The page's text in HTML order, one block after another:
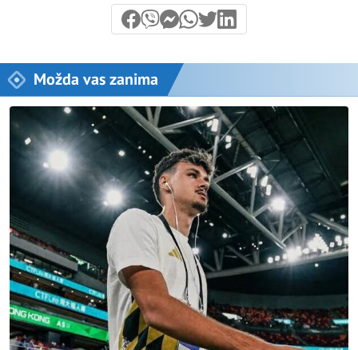
Možda vas zanima